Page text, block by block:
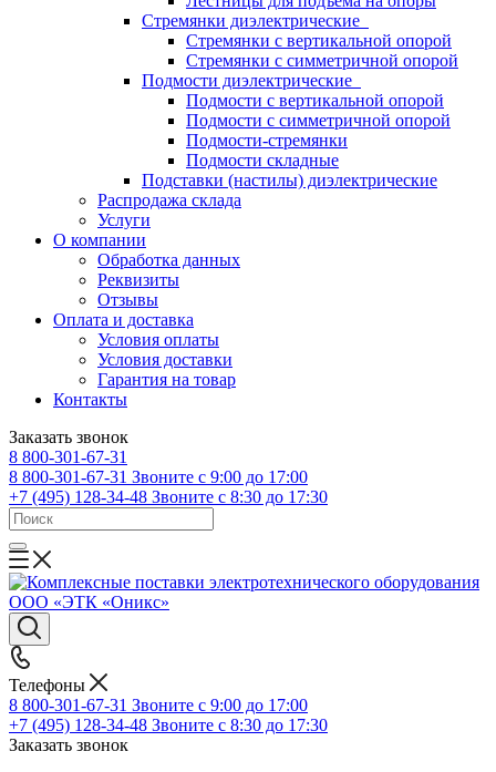
Стремянки диэлектрические
Стремянки с вертикальной опорой
Стремянки с симметричной опорой
Подмости диэлектрические
Подмости с вертикальной опорой
Подмости с симметричной опорой
Подмости-стремянки
Подмости складные
Подставки (настилы) диэлектрические
Распродажа склада
Услуги
О компании
Обработка данных
Реквизиты
Отзывы
Оплата и доставка
Условия оплаты
Условия доставки
Гарантия на товар
Контакты
Заказать звонок
8 800-301-67-31
8 800-301-67-31 Звоните с 9:00 до 17:00
+7 (495) 128-34-48 Звоните с 8:30 до 17:30
Телефоны
8 800-301-67-31 Звоните с 9:00 до 17:00
+7 (495) 128-34-48 Звоните с 8:30 до 17:30
Заказать звонок